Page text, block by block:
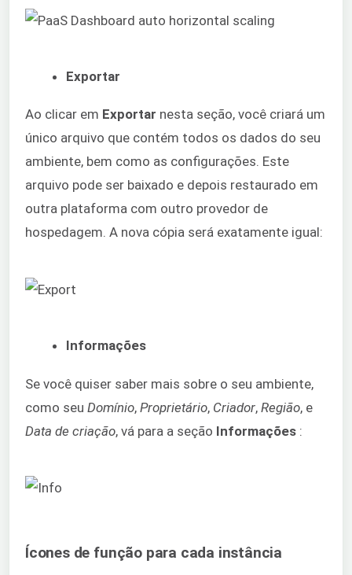
Exportar
Ao clicar em Exportar nesta seção, você criará um
único arquivo que contém todos os dados do seu
ambiente, bem como as configurações. Este
arquivo pode ser baixado e depois restaurado em
outra plataforma com outro provedor de
hospedagem. A nova cópia será exatamente igual:
Informações
Se você quiser saber mais sobre o seu ambiente,
como seu Domínio, Proprietário, Criador, Região, e
Data de criação, vá para a seção Informações :
Ícones de função para cada instância